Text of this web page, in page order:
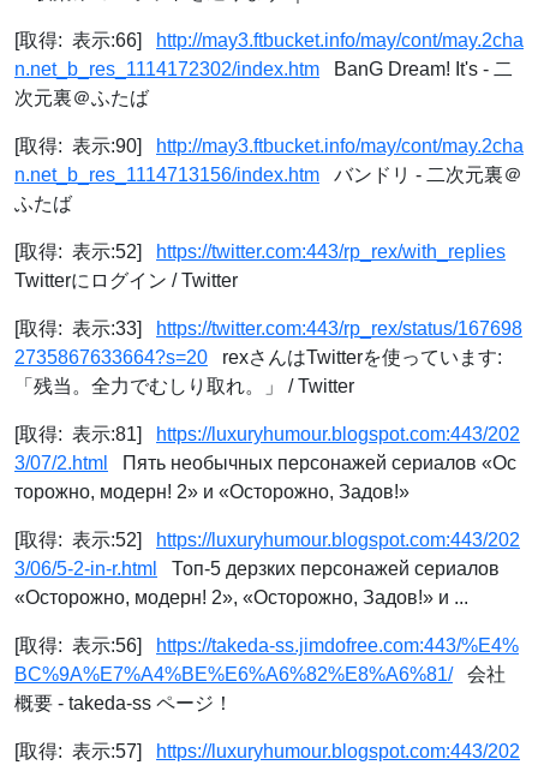
[取得: 表示:66]
http://may3.ftbucket.info/may/cont/may.2cha
n.net_b_res_1114172302/index.htm BanG Dream! It's - 二
次元裏＠ふたば
[取得: 表示:90]
http://may3.ftbucket.info/may/cont/may.2cha
n.net_b_res_1114713156/index.htm バンドリ - 二次元裏＠
ふたば
[取得: 表示:52]
https://twitter.com:443/rp_rex/with_replies
Twitterにログイン / Twitter
[取得: 表示:33]
https://twitter.com:443/rp_rex/status/167698
2735867633664?s=20 rexさんはTwitterを使っています:
「残当。全力でむしり取れ。」 / Twitter
[取得: 表示:81]
https://luxuryhumour.blogspot.com:443/202
3/07/2.html
Пять необычных персонажей сериалов «Ос
торожно, модерн! 2» и «Осторожно, Задов!»
[取得: 表示:52]
https://luxuryhumour.blogspot.com:443/202
3/06/5-2-in-r.html
Топ-5 дерзких персонажей сериалов
«Осторожно, модерн! 2», «Осторожно, Задов!» и ...
[取得: 表示:56]
https://takeda-ss.jimdofree.com:443/%E4%
BC%9A%E7%A4%BE%E6%A6%82%E8%A6%81/会社
概要 - takeda-ss ページ！
[取得: 表示:57]
https://luxuryhumour.blogspot.com:443/202